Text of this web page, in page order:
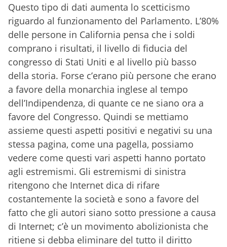
Questo tipo di dati aumenta lo scetticismo
riguardo al funzionamento del Parlamento. L’80%
delle persone in California pensa che i soldi
comprano i risultati, il livello di fiducia del
congresso di Stati Uniti e al livello più basso
della storia. Forse c’erano più persone che erano
a favore della monarchia inglese al tempo
dell’Indipendenza, di quante ce ne siano ora a
favore del Congresso. Quindi se mettiamo
assieme questi aspetti positivi e negativi su una
stessa pagina, come una pagella, possiamo
vedere come questi vari aspetti hanno portato
agli estremismi. Gli estremismi di sinistra
ritengono che Internet dica di rifare
costantemente la società e sono a favore del
fatto che gli autori siano sotto pressione a causa
di Internet; c’è un movimento abolizionista che
ritiene si debba eliminare del tutto il diritto